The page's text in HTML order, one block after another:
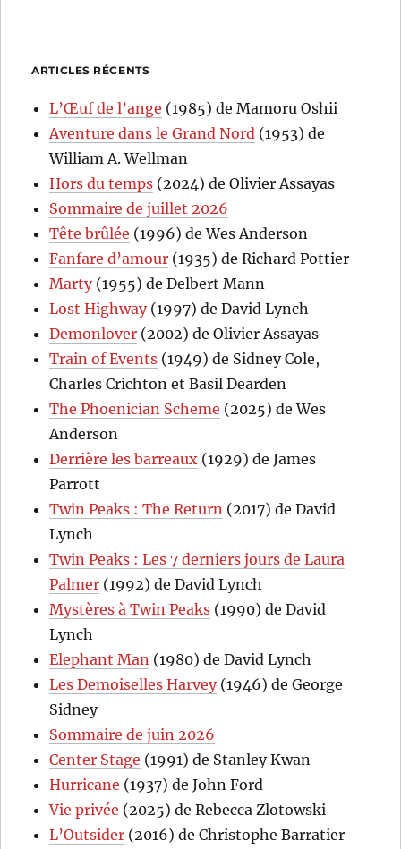
ARTICLES RÉCENTS
L’Œuf de l’ange (1985) de Mamoru Oshii
Aventure dans le Grand Nord (1953) de
William A. Wellman
Hors du temps (2024) de Olivier Assayas
Sommaire de juillet 2026
Tête brûlée (1996) de Wes Anderson
Fanfare d’amour (1935) de Richard Pottier
Marty(1955) de Delbert Mann
Lost Highway(1997) de David Lynch
Demonlover (2002) de Olivier Assayas
Train of Events (1949) de Sidney Cole,
Charles Crichton et Basil Dearden
The Phoenician Scheme (2025) de Wes
Anderson
Derrière les barreaux (1929) de James
Parrott
Twin Peaks : The Return (2017) de David
Lynch
Twin Peaks : Les 7 derniers jours de Laura
Palmer (1992) de David Lynch
Mystères à Twin Peaks (1990) de David
Lynch
Elephant Man (1980) de David Lynch
Les Demoiselles Harvey(1946) de George
Sidney
Sommaire de juin 2026
Center Stage (1991) de Stanley Kwan
Hurricane (1937) de John Ford
Vie privée (2025) de Rebecca Zlotowski
L’Outsider (2016) de Christophe Barratier